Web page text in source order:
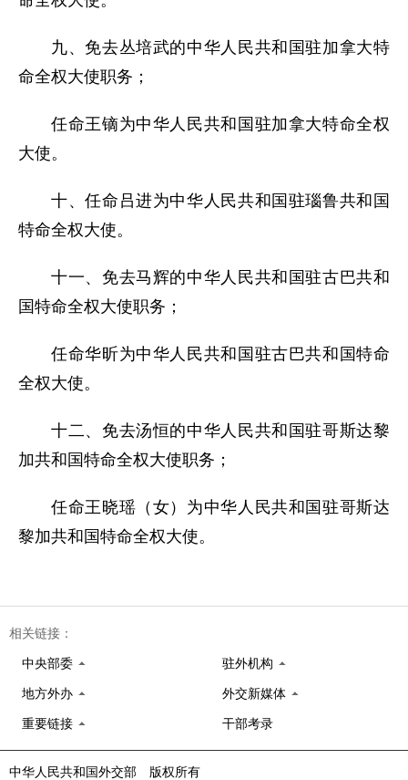
九、免去丛培武的中华人民共和国驻加拿大特
命全权大使职务；
任命王镝为中华人民共和国驻加拿大特命全权
大使。
十、任命吕进为中华人民共和国驻瑙鲁共和国
特命全权大使。
十一、免去马辉的中华人民共和国驻古巴共和
国特命全权大使职务；
任命华昕为中华人民共和国驻古巴共和国特命
全权大使。
十二、免去汤恒的中华人民共和国驻哥斯达黎
加共和国特命全权大使职务；
任命王晓瑶（女）为中华人民共和国驻哥斯达
黎加共和国特命全权大使。
相关链接：
中央部委 驻外机构
地方外办 外交新媒体
重要链接 干部考录
中华人民共和国外交部 版权所有